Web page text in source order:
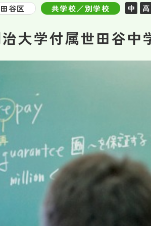
谷区 共学校／別学校 中 高
大学付属世田谷中